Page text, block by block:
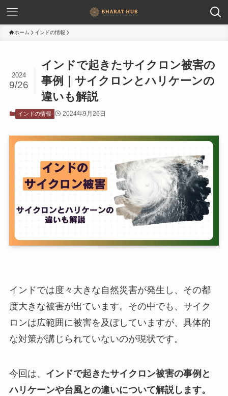
ホーム インドの情報
インドで起きたサイクロン被害の
事例｜サイクロンとハリケーンの
違いも解説
2024
9/26
インドの情報 2024年9月26日
インドでは度々大きな自然災害が発生し、その都
度大きな被害が出ています。その中でも、サイク
ロンは広範囲に被害を及ぼしていますが、具体的
な対策が講じられていないのが現状です。
今回は、 インドで起きたサイクロン被害の事例と
ハリケーンや台風との違いについて解説します。